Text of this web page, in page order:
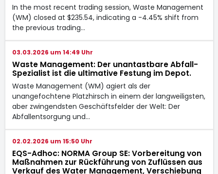
In the most recent trading session, Waste Management
(WM) closed at $235.54, indicating a -4.45% shift from
the previous trading…
03.03.2026 um 14:49 Uhr
Waste Management: Der unantastbare Abfall-
Spezialist ist die ultimative Festung im Depot.
Waste Management (WM) agiert als der
unangefochtene Platzhirsch in einem der langweiligsten,
aber zwingendsten Geschäftsfelder der Welt: Der
Abfallentsorgung und…
02.02.2026 um 15:50 Uhr
EQS-Adhoc: NORMA Group SE: Vorbereitung von
Maßnahmen zur Rückführung von Zuflüssen aus
Verkauf des Water Management, Verschiebung